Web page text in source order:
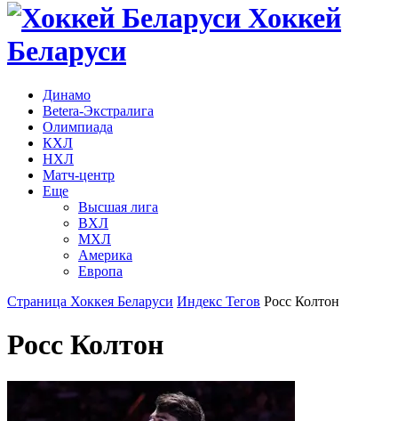
Хоккей
Беларуси
Динамо
Betera-Экстралига
Олимпиада
КХЛ
НХЛ
Матч-центр
Еще
Высшая лига
ВХЛ
МХЛ
Америка
Европа
Страница Хоккея Беларуси Индекс Тегов Росс Колтон
Росс Колтон